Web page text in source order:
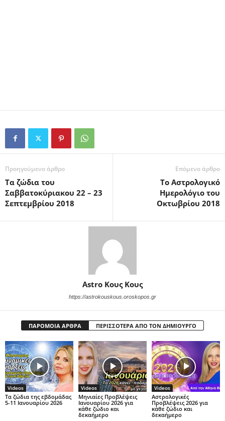
Προηγούμενο άρθρο
Τα ζώδια του
Σαββατοκύριακου 22 – 23
Σεπτεμβρίου 2018
Επόμενο άρθρο
Το Αστρολογικό
Ημερολόγιο του
Οκτωβρίου 2018
Astro Κους Κους
https://astrokouskous.oroskopos.gr
ΠΑΡΟΜΟΙΑ ΑΡΘΡΑ ΠΕΡΙΣΣΟΤΕΡΑ ΑΠΟ ΤΟΝ ΔΗΜΙΟΥΡΓΟ
Videos
Τα ζώδια της εβδομάδας
5-11 Ιανουαρίου 2026
Videos
Μηνιαίες Προβλέψεις
Ιανουαρίου 2026 για
κάθε ζώδιο και
δεκαήμερο
Videos
Αστρολογικές
Προβλέψεις 2026 για
κάθε ζώδιο και
δεκαήμερο